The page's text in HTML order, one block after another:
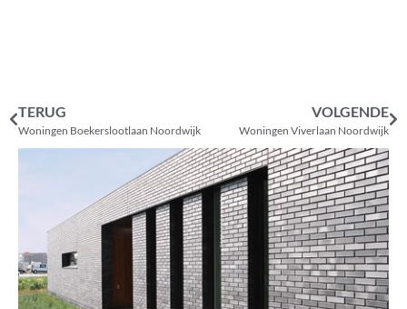
TERUG
Woningen Boekerslootlaan Noordwijk
VOLGENDE
Woningen Viverlaan Noordwijk